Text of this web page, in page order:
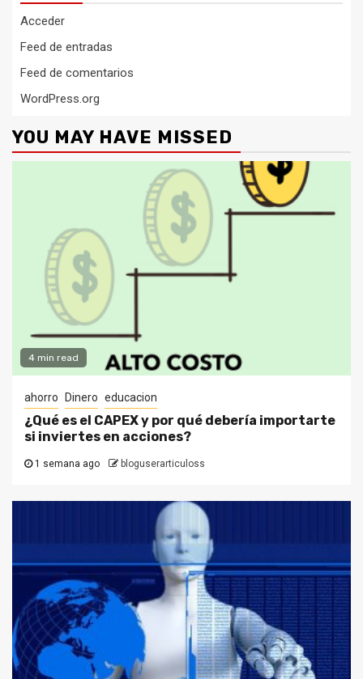
Acceder
Feed de entradas
Feed de comentarios
WordPress.org
YOU MAY HAVE MISSED
4 min read
ahorro Dinero educacion
¿Qué es el CAPEX y por qué debería importarte
si inviertes en acciones?
1 semana ago bloguserarticuloss